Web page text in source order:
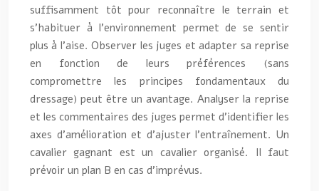
suffisamment tôt pour reconnaître le terrain et
s’habituer à l’environnement permet de se sentir
plus à l’aise. Observer les juges et adapter sa reprise
en fonction de leurs préférences (sans
compromettre les principes fondamentaux du
dressage) peut être un avantage. Analyser la reprise
et les commentaires des juges permet d’identifier les
axes d’amélioration et d’ajuster l’entraînement. Un
cavalier gagnant est un cavalier organisé. Il faut
prévoir un plan B en cas d’imprévus.